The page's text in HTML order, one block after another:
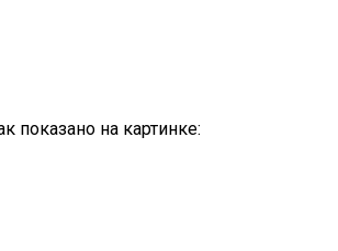
на картинке: